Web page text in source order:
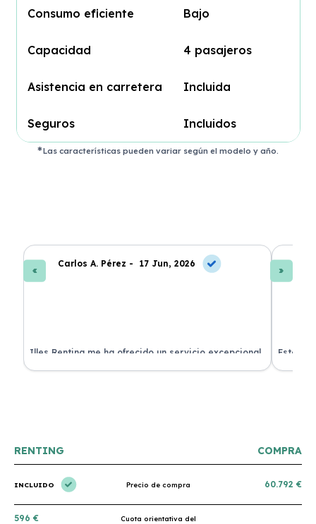
Consumo eficiente Bajo
Capacidad 4 pasajeros
Asistencia en carretera Incluida
Seguros Incluidos
Las características pueden variar según el modelo y año.
Carlos A. Pérez - 17 Jun, 2026
Illes Renting me ha ofrecido un servicio excepcional.
Su atención al cliente es muy buena y el coche llegó
Estoy
nuevo y
RENTING COMPRA
INCLUIDO Precio de compra 60.792 €
596 €
Cuota orientativa del